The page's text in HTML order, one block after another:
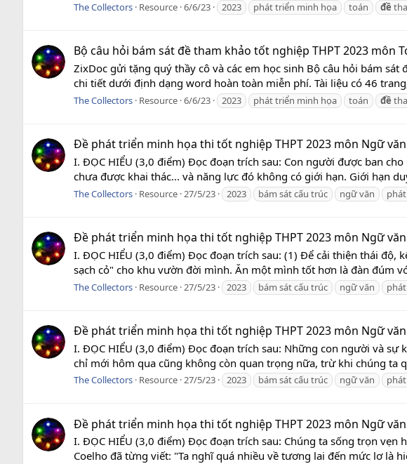
The Collectors Resource 6/6/23 2023 phát triển minh họa toán đề
Bộ câu hỏi bám sát đề tham khảo tốt nghiệp THPT 2023 môn
ZixDoc gửi tặng quý thầy cô và các em học sinh Bộ câu hỏi bám
chi tiết dưới định dạng word hoàn toàn miễn phí. Tài liệu có 46
The Collectors Resource 6/6/23 2023 phát triển minh họa toán đề
Đề phát triển minh họa thi tốt nghiệp THPT 2023 môn Ngữ
I. ĐỌC HIỂU (3,0 điểm) Đọc đoạn trích sau: Con người được ban
chưa được khai thác... và năng lực đó không có giới hạn. Giới hạn
The Collectors Resource 27/5/23 2023 bám sát cấu trúc ngữ văn
Đề phát triển minh họa thi tốt nghiệp THPT 2023 môn Ngữ
I. ĐỌC HIỂU (3,0 điểm) Đọc đoạn trích sau: (1) Để cải thiện thái
sạch cỏ" cho khu vườn đời mình. Ăn một mình tốt hơn là đàn đúm
The Collectors Resource 27/5/23 2023 bám sát cấu trúc ngữ văn
Đề phát triển minh họa thi tốt nghiệp THPT 2023 môn Ngữ
I. ĐỌC HIỂU (3,0 điểm) Đọc đoạn trích sau: Những con người và sự
chỉ mới hôm qua cũng không còn quan trọng nữa, trừ khi chúng ta
The Collectors Resource 27/5/23 2023 bám sát cấu trúc ngữ văn
Đề phát triển minh họa thi tốt nghiệp THPT 2023 môn Ngữ
I. ĐỌC HIỂU (3,0 điểm) Đọc đoạn trích sau: Chúng ta sống trọn
Coelho đã từng viết: "Ta nghĩ quá nhiều về tương lai đến mức lơ là